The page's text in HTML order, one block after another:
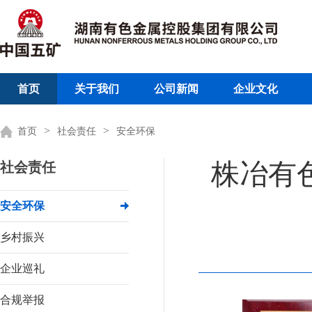
首页 关于我们 公司新闻 企业文化
首页 > 社会责任 > 安全环保
社会责任
安全环保
乡村振兴
企业巡礼
合规举报
株冶有